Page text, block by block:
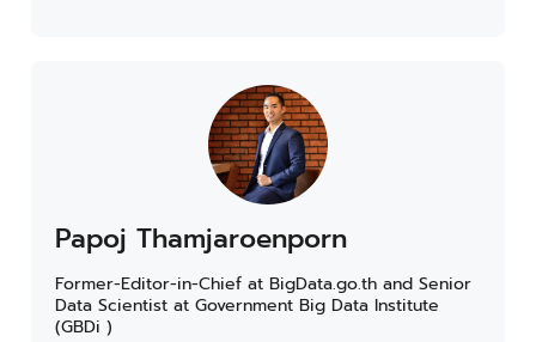
Papoj Thamjaroenporn
Former-Editor-in-Chief at BigData.go.th and Senior
Data Scientist at Government Big Data Institute
(GBDi )